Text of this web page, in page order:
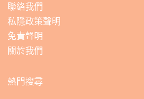
聯絡我們
私隱政策聲明
免責聲明
關於我們
熱門搜尋